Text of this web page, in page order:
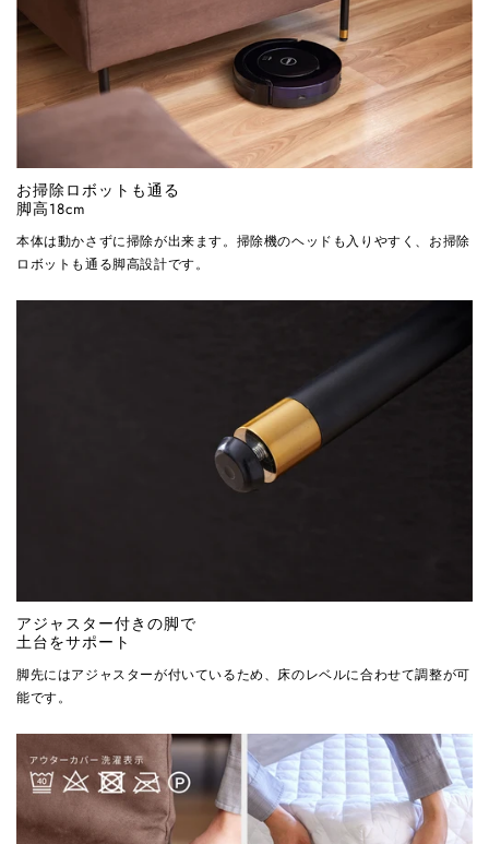
お掃除ロボットも通る
脚高18cm
本体は動かさずに掃除が出来ます。掃除機のヘッドも入りやすく、お掃除
ロボットも通る脚高設計です。
アジャスター付きの脚で
土台をサポート
脚先にはアジャスターが付いているため、床のレベルに合わせて調整が可
能です。